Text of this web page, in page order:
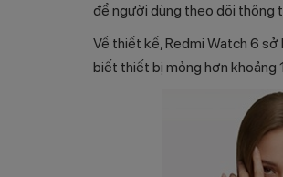
để người dùng theo dõi thông
Về thiết kế, Redmi Watch 6 sở
biết thiết bị mỏng hơn khoảng